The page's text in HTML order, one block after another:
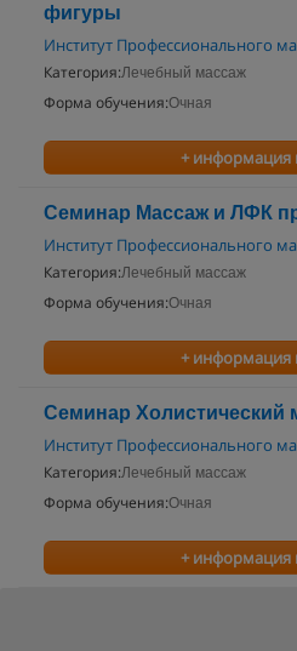
фигуры
Институт Профессионального
Категория:Лечебный массаж
Форма обучения:Очная
+ информация
Семинар Массаж и ЛФК
Институт Профессионального
Категория:Лечебный массаж
Форма обучения:Очная
+ информация
Семинар Холистический
Институт Профессионального
Категория:Лечебный массаж
Форма обучения:Очная
+ информация